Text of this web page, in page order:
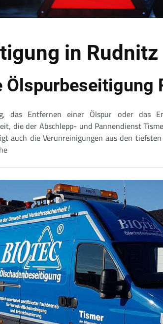
in Rudnitz
Ölspurbeseitigung
das Entfernen einer Ölspur oder das
die der Abschlepp- und Pannendienst
auch die Verunreinigungen aus den